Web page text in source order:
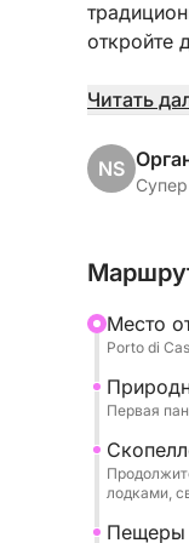
откройте
Круиз
пляжем.
На борту
кухни.
тех, кто
красоты.
Читать
NS
Супер
Mесто
Porto di
Первая
лодками,
Пещеры